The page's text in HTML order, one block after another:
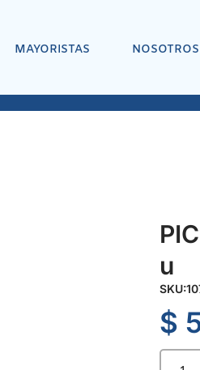
MAYORISTAS NOSOTROS
u
SKU:
$